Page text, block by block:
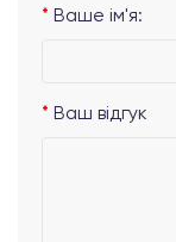
Ваше ім'я:
Ваш відгук